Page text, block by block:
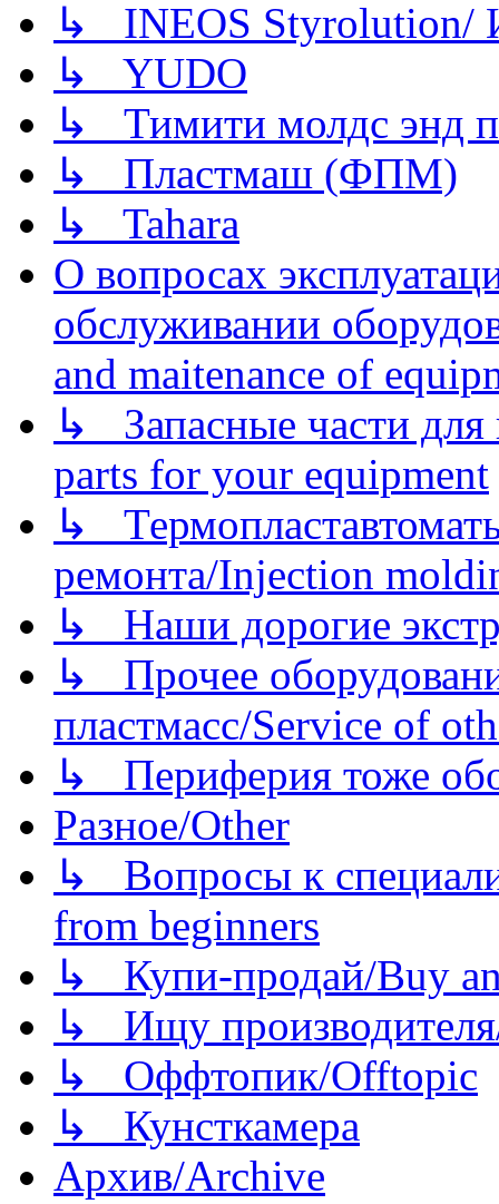
↳ INEOS
↳ YUDO
↳ Тимити молдс энд
↳ Пластмаш (ФПМ)
↳ Tahara
О вопросах
обслуживании
and maitenance of
↳ Запасные части для
parts for your equipment
↳
ремонта/Injection
↳ Наши дорогие
↳ Прочее
пластмасс/Service of
↳ Периферия тоже
Разное/Other
↳ Вопросы к
from beginners
↳ Купи-продай/Buy
↳ Ищу
↳ Оффтопик/Offtopic
↳ Кунсткамера
Архив/Archive